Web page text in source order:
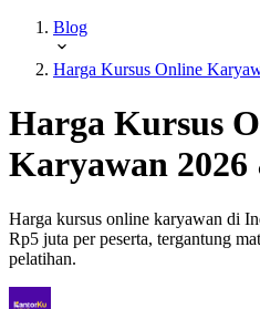
Blog
Harga Kursus Online
Harga Kursus
Karyawan 2026
Harga kursus online karyawan di
Rp5 juta per peserta, tergantung
pelatihan.